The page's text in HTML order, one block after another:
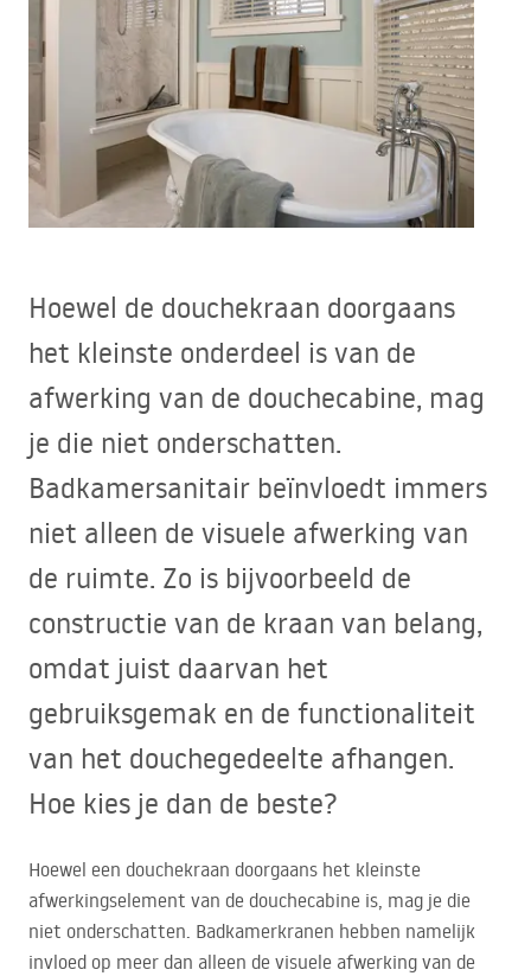
Hoewel de douchekraan doorgaans
het kleinste onderdeel is van de
afwerking van de douchecabine, mag
je die niet onderschatten.
Badkamersanitair beïnvloedt immers
niet alleen de visuele afwerking van
de ruimte. Zo is bijvoorbeeld de
constructie van de kraan van belang,
omdat juist daarvan het
gebruiksgemak en de functionaliteit
van het douchegedeelte afhangen.
Hoe kies je dan de beste?
Hoewel een douchekraan doorgaans het kleinste
afwerkingselement van de douchecabine is, mag je die
niet onderschatten. Badkamerkranen hebben namelijk
invloed op meer dan alleen de visuele afwerking van de